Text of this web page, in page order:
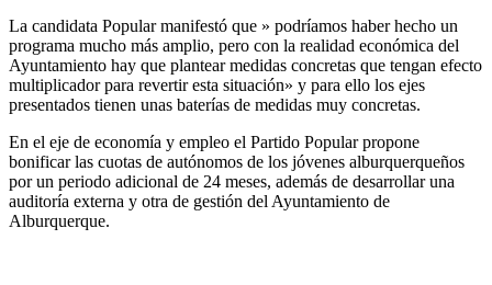
La candidata Popular manifestó que » podríamos haber hecho un
programa mucho más amplio, pero con la realidad económica del
Ayuntamiento hay que plantear medidas concretas que tengan efecto
multiplicador para revertir esta situación» y para ello los ejes
presentados tienen unas baterías de medidas muy concretas.
En el eje de economía y empleo el Partido Popular propone
bonificar las cuotas de autónomos de los jóvenes alburquerqueños
por un periodo adicional de 24 meses, además de desarrollar una
auditoría externa y otra de gestión del Ayuntamiento de
Alburquerque.